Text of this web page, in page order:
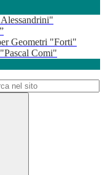
Geometri "Forti"
Comi"